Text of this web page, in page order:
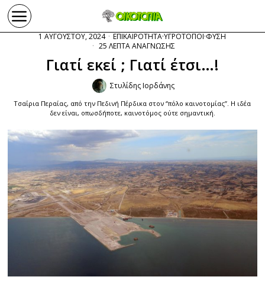
1 ΑΥΓΟΥΣΤΟΥ, 2024 ΕΠΙΚΑΙΡΟΤΗΤΑ·ΥΓΡΟΤΟΠΟΙ·ΦΥΣΗ
25 ΛΕΠΤΑ ΑΝΑΓΝΩΣΗΣ
Γιατί εκεί ; Γιατί έτσι…!
Στυλίδης Ιορδάνης
Τσαΐρια Περαίας, από την Πεδινή Πέρδικα στον ‘’πόλο καινοτομίας’’. Η ιδέα
δεν είναι, οπωσδήποτε, καινοτόμος ούτε σημαντική.